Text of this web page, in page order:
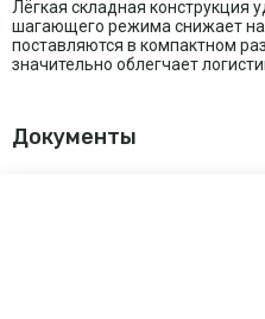
Лёгкая складная конструкция
шагающего режима снижает
поставляются в компактном
значительно облегчает
Документы